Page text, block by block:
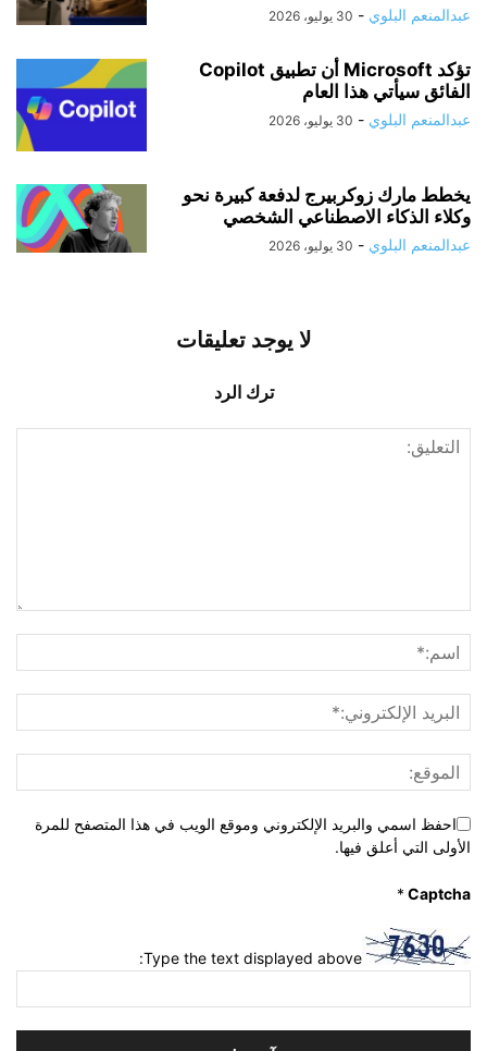
عبدالمنعم البلوي - 30 يوليو، 2026
تؤكد Microsoft أن تطبيق Copilot
الفائق سيأتي هذا العام
عبدالمنعم البلوي - 30 يوليو، 2026
يخطط مارك زوكربيرج لدفعة كبيرة نحو
وكلاء الذكاء الاصطناعي الشخصي
عبدالمنعم البلوي - 30 يوليو، 2026
لا يوجد تعليقات
ترك الرد
احفظ اسمي والبريد الإلكتروني وموقع الويب في هذا المتصفح للمرة
الأولى التي أعلق فيها.
Captcha
*
Type the text displayed above: